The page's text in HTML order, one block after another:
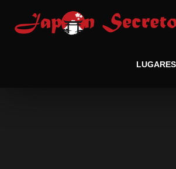
LUGARES